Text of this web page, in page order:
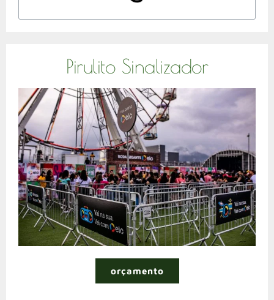
Pirulito Sinalizador
orçamento